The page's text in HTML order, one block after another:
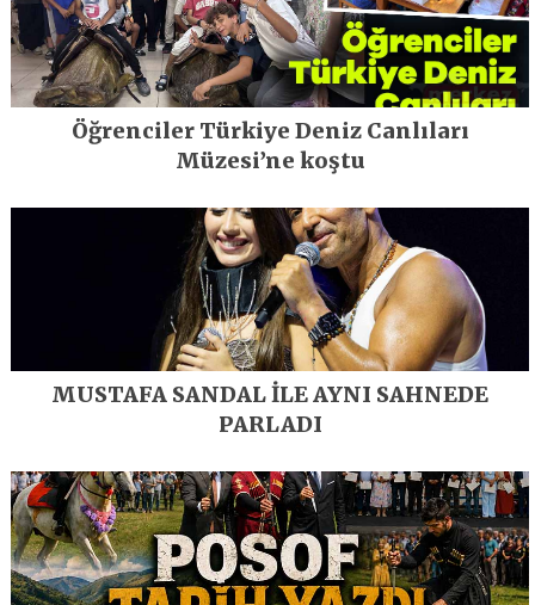
Öğrenciler Türkiye Deniz Canlıları
Müzesi’ne koştu
MUSTAFA SANDAL İLE AYNI SAHNEDE
PARLADI